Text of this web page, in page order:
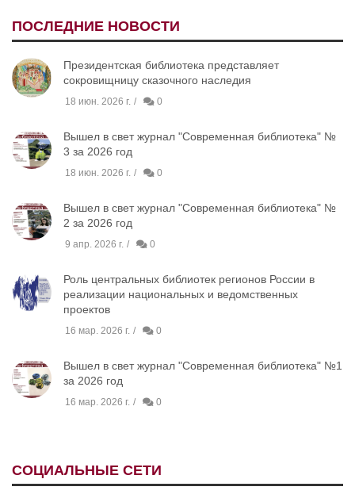
ПОСЛЕДНИЕ НОВОСТИ
Президентская библиотека представляет
сокровищницу сказочного наследия
18 июн. 2026 г. 0
Вышел в свет журнал "Современная библиотека" №
3 за 2026 год
18 июн. 2026 г. 0
Вышел в свет журнал "Современная библиотека" №
2 за 2026 год
9 апр. 2026 г. 0
Роль центральных библиотек регионов России в
реализации национальных и ведомственных
проектов
16 мар. 2026 г. 0
Вышел в свет журнал "Современная библиотека" №1
за 2026 год
16 мар. 2026 г. 0
СОЦИАЛЬНЫЕ СЕТИ